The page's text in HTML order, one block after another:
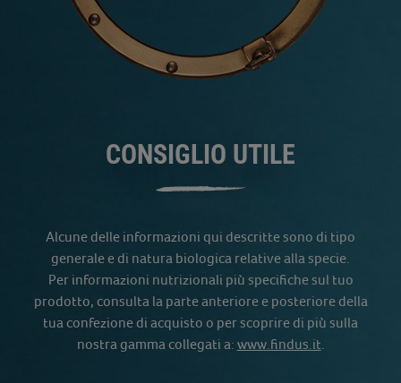
CONSIGLIO UTILE
Alcune delle informazioni qui descritte sono di tipo
generale e di natura biologica relative alla specie.
Per informazioni nutrizionali più specifiche sul tuo
prodotto, consulta la parte anteriore e posteriore della
tua confezione di acquisto o per scoprire di più sulla
nostra gamma collegati a: www.findus.it